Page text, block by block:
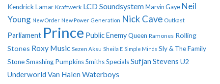
Kendrick Lamar Kraftwerk LCD Soundsystem Marvin Gaye Neil
Young New Order New Power Generation Nick Cave Outkast
Parliament Prince Public EnemyQueen Ramones Rolling
Stones Roxy Music Sezen Aksu Sheila E Simple Minds Sly & The Family
StoneSmashing PumpkinsSmithsSpecialsSufjan Stevens U2
Underworld Van Halen Waterboys